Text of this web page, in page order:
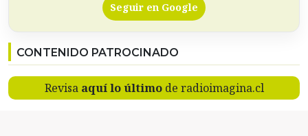
Seguir en Google
CONTENIDO PATROCINADO
Revisa aquí lo últimode radioimagina.cl